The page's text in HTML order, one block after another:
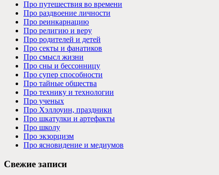
Про путешествия во времени
Про раздвоение личности
Про реинкарнацию
Про религию и веру
Про родителей и детей
Про секты и фанатиков
Про смысл жизни
Про сны и бессонницу
Про супер способности
Про тайные общества
Про технику и технологии
Про ученых
Про Хэллоуин, праздники
Про шкатулки и артефакты
Про школу
Про экзорцизм
Про ясновидение и медиумов
Свежие записи